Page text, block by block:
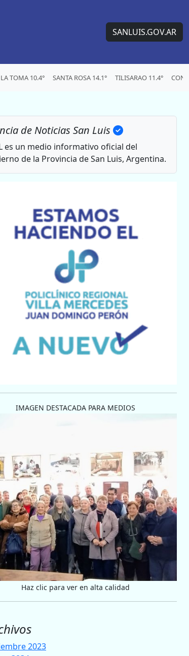
SANLUIS.GOV.AR
LA TOMA 10.4° SANTA ROSA 14.1° TILISARAO 11.4°
de Noticias San Luis
es un medio informativo oficial del
de la Provincia de San Luis, Argentina.
IMAGEN DESTACADA PARA MEDIOS
Haz clic para ver en alta calidad
2023